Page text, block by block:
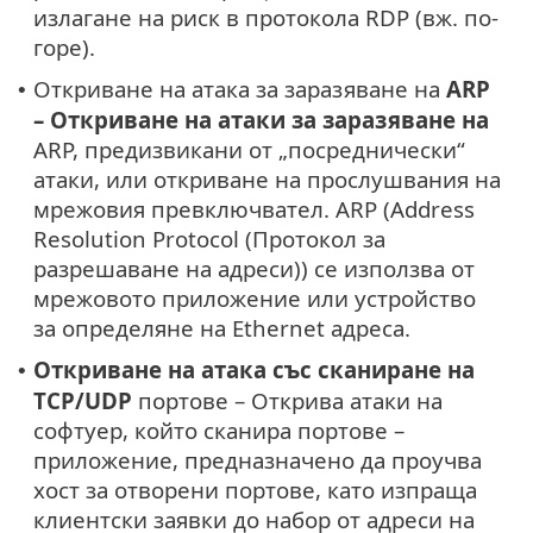
излагане на риск в протокола RDP (вж. по-
горе).
• Откриване на атака за заразяване на ARP
– Откриване на атаки за заразяване на
ARP, предизвикани от „посреднически“
атаки, или откриване на прослушвания на
мрежовия превключвател. ARP (Address
Resolution Protocol (Протокол за
разрешаване на адреси)) се използва от
мрежовото приложение или устройство
за определяне на Ethernet адреса.
• Откриване на атака със сканиране на
TCP/UDP портове – Открива атаки на
софтуер, който сканира портове –
приложение, предназначено да проучва
хост за отворени портове, като изпраща
клиентски заявки до набор от адреси на